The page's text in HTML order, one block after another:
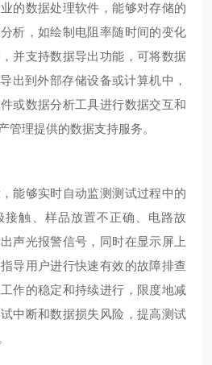
的数据处理软件，能够对存储的
析，如绘制电阻率随时间的变化
并支持数据导出功能，可将数据
出到外部存储设备或计算机中，
或数据分析工具进行数据交互和
管理提供的数据支持服务。
能够实时自动监测测试过程中的
接触、样品放置不正确、电路故
声光报警信号，同时在显示屏上
导用户进行快速有效的故障排查
作的稳定和持续进行，限度地减
中断和数据损失风险，提高测试